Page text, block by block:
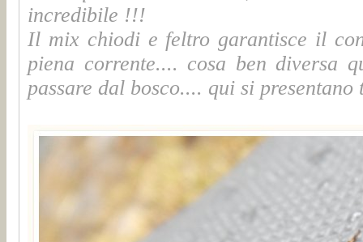
incredibile !!!
Il mix chiodi e feltro garantisce il
piena corrente.... cosa ben diversa
passare dal bosco.... qui si